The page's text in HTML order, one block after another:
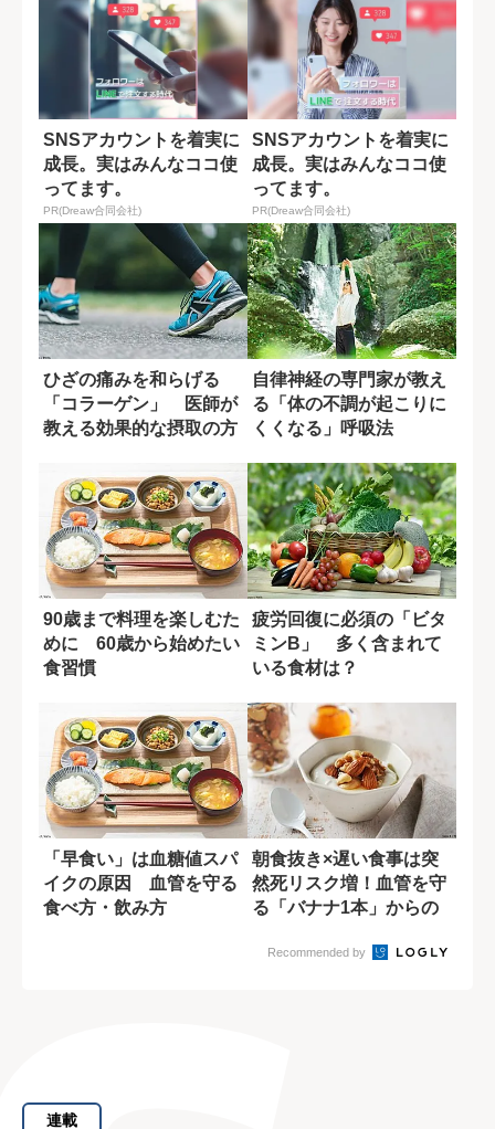
SNSアカウントを着実に
成長。実はみんなココ使
ってます。
PR(Dreaw合同会社)
SNSアカウントを着実に
成長。実はみんなココ使
ってます。
PR(Dreaw合同会社)
ひざの痛みを和らげる
「コラーゲン」 医師が
教える効果的な摂取の方
自律神経の専門家が教え
る「体の不調が起こりに
くくなる」呼吸法
90歳まで料理を楽しむた
めに 60歳から始めたい
食習慣
疲労回復に必須の「ビタ
ミンB」 多く含まれて
いる食材は？
「早食い」は血糖値スパ
イクの原因 血管を守る
食べ方・飲み方
朝食抜き×遅い食事は突
然死リスク増！血管を守
る「バナナ1本」からの
Recommended by
連載